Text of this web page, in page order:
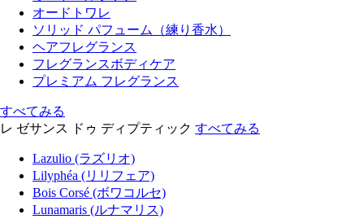
オードトワレ
ソリッド パフューム（練り香水）
ヘアフレグランス
フレグランスボディケア
プレミアム フレグランス
すべてみる
レ ゼサンス ドゥ ディプティック すべてみる
Lazulio (ラズリオ)
Lilyphéa (リリフェア)
Bois Corsé (ボワコルセ)
Lunamaris (ルナマリス)